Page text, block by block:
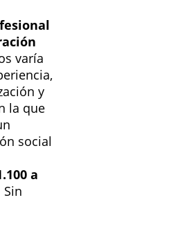
varía
y
la que
social
a